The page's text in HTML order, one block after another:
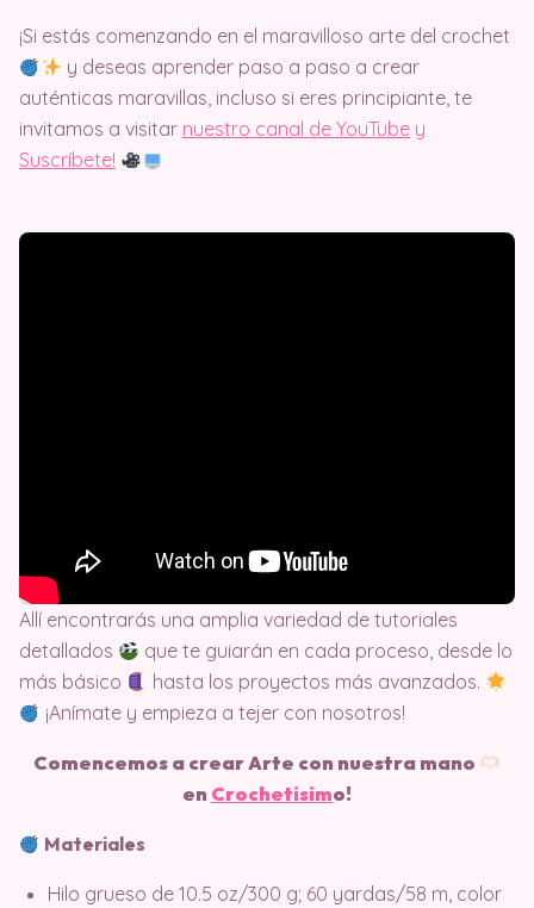
¡Si estás comenzando en el maravilloso arte del crochet
y deseas aprender paso a paso a crear
auténticas maravillas, incluso si eres principiante, te
invitamos a visitar nuestro canal de YouTube y
Suscríbete!
Allí encontrarás una amplia variedad de tutoriales
detallados
que te guiarán en cada proceso, desde lo
más básico
hasta los proyectos más avanzados.
¡Anímate y empieza a tejer con nosotros!
Comencemos a crear Arte con nuestra mano
en Crochetisimo!
Materiales
Hilo grueso de 10.5 oz/300 g; 60 yardas/58 m, color